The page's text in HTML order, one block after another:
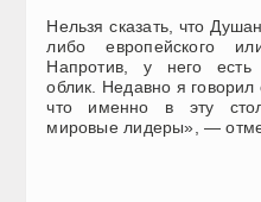
Нельзя сказать, что
либо европейского
Напротив, у него есть
облик. Недавно я говорил
что именно в эту
мировые лидеры», —